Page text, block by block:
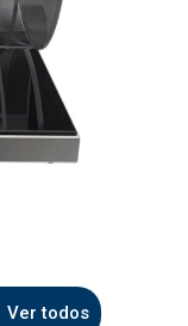
Ver todos